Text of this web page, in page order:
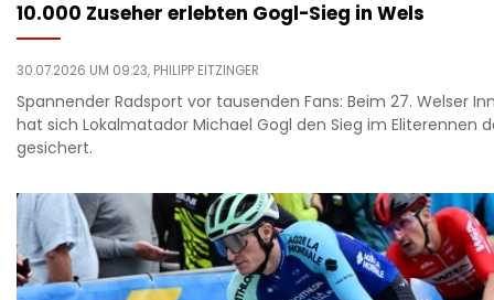
10.000 Zuseher erlebten Gogl-Sieg in Wels
30.07.2026 UM 09:23, PHILIPP EITZINGER
Spannender Radsport vor tausenden Fans: Beim 27. Welser
hat sich Lokalmatador Michael Gogl den Sieg im Eliterennen
gesichert.